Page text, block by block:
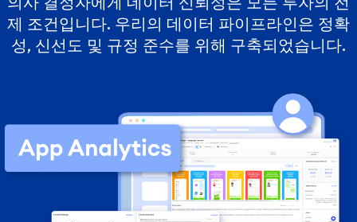
제 조건입니다. 우리의 데이터 파이프라인은 정확
성, 신선도 및 규정 준수를 위해 구축되었습니다.